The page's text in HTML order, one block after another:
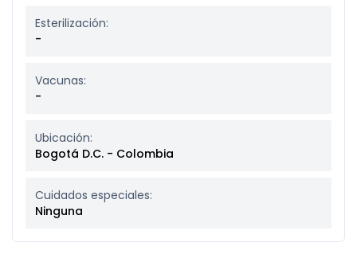
Esterilización:
-
Vacunas:
-
Ubicación:
Bogotá D.C. - Colombia
Cuidados especiales:
Ninguna